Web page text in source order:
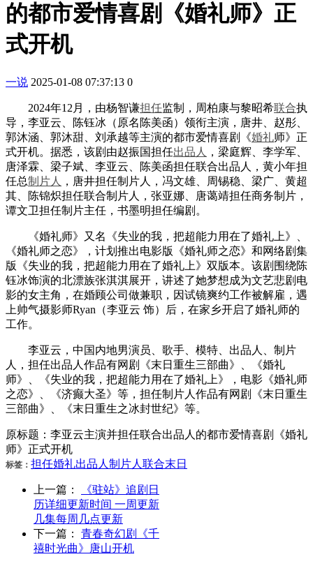
的都市爱情喜剧《婚礼师》正
式开机
一说 2025-01-08 07:37:13 0
2024年12月，由杨智谦担任监制，周柏康与黎昭希联合执
导，李亚云、陈钰冰（原名陈美函）领衔主演，唐井、赵彤、
郭沐涵、郭沐甜、刘承越等主演的都市爱情喜剧《婚礼师》正
式开机。据悉，该剧由赵振国担任出品人
，梁庭辉、李学军、
唐泽霖、梁子斌、李亚云、陈美函担任联合出品人，黄小年担
任总制片人
，唐井担任制片人，冯文雄、周锡稳、梁广、黄超
其、陈锦炽担任联合制片人，张亚娜、唐蔼靖担任商务制片，
谭文卫担任制片主任，书墨明担任编剧。
《婚礼师》又名《失业的我，把超能力用在了婚礼上》、
《婚礼师之恋》，计划推出电影版《婚礼师之恋》和网络剧集
版《失业的我，把超能力用在了婚礼上》双版本。该剧围绕陈
钰冰饰演的北漂族张淇淇展开，讲述了她梦想成为文艺悲剧电
影的女主角，在婚顾公司做兼职，因试镜爽约工作被解雇，遇
上帅气摄影师Ryan（李亚云 饰）后，在家乡开启了婚礼师的
工作。
李亚云，中国内地男演员、歌手、模特、出品人、制片
人，担任出品人作品有网剧《末日重生三部曲》、《婚礼
师》、《失业的我，把超能力用在了婚礼上》，电影《婚礼师
之恋》、《济癫大圣》等，担任制片人作品有网剧《末日重生
三部曲》、《末日重生之冰封世纪》等。
原标题：李亚云主演并担任联合出品人的都市爱情喜剧《婚礼
师》正式开机
标签： 担任婚礼出品人 制片人 联合末日
上一篇：
《驻站》追剧日
历详细更新时间 一周更新
几集每周几点更新
下一篇：
青春奇幻剧《千
禧时光曲》唐山开机